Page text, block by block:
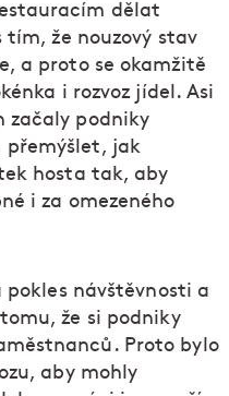
dělat
že nouzový stav
a proto se okamžitě
i rozvoz jídel. Asi
začaly podniky
přemýšlet, jak
hosta tak, aby
i za omezeného
pokles návštěvnosti a
že si podniky
Proto bylo
aby mohly